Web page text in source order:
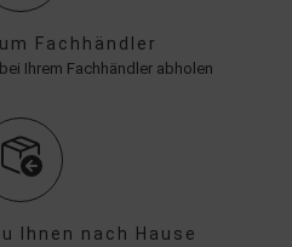
Fachhändler
Ihrem Fachhändler abholen
Ihnen nach Hause